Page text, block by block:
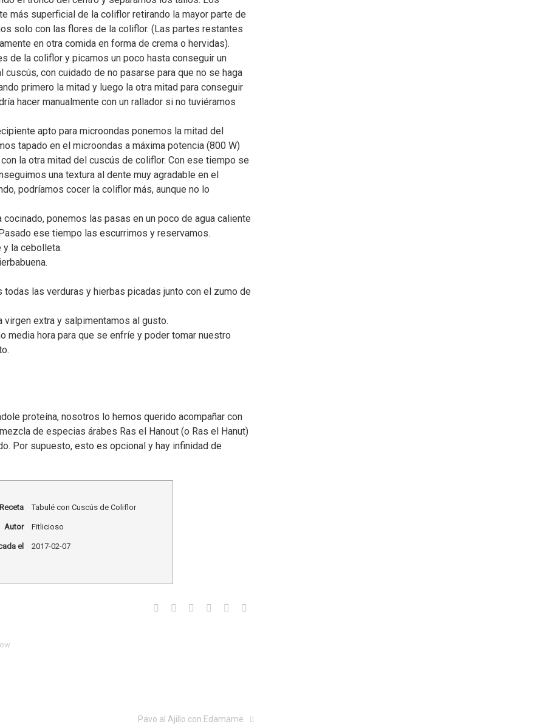
más superficial de la coliflor retirando la mayor parte de
solo con las flores de la coliflor. (Las partes restantes
en otra comida en forma de crema o hervidas).
de la coliflor y picamos un poco hasta conseguir un
con cuidado de no pasarse para que no se haga
primero la mitad y luego la otra mitad para conseguir
hacer manualmente con un rallador si no tuviéramos
apto para microondas ponemos la mitad del
tapado en el microondas a máxima potencia (800 W)
la otra mitad del cuscús de coliflor. Con ese tiempo se
una textura al dente muy agradable en el
podríamos cocer la coliflor más, aunque no lo
ponemos las pasas en un poco de agua caliente
ese tiempo las escurrimos y reservamos.
la cebolleta.
las verduras y hierbas picadas junto con el zumo de
extra y salpimentamos al gusto.
media hora para que se enfríe y poder tomar nuestro
proteína, nosotros lo hemos querido acompañar con
de especias árabes Ras el Hanout (o Ras el Hanut)
Por supuesto, esto es opcional y hay infinidad de
Receta Tabulé con Cuscús de Coliflor
Autor Fitlicioso
el 2017-02-07
Pavo al Ajillo con Edamame